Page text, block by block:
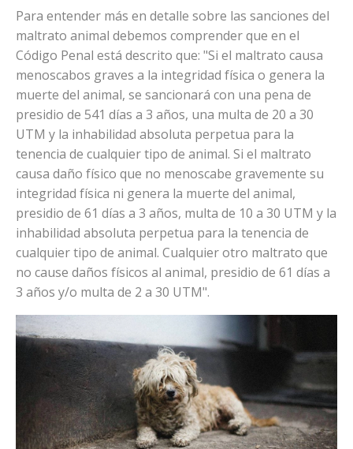
Para entender más en detalle sobre las sanciones del
maltrato animal debemos comprender que en el
Código Penal está descrito que: "Si el maltrato causa
menoscabos graves a la integridad física o genera la
muerte del animal, se sancionará con una pena de
presidio de 541 días a 3 años, una multa de 20 a 30
UTM y la inhabilidad absoluta perpetua para la
tenencia de cualquier tipo de animal. Si el maltrato
causa daño físico que no menoscabe gravemente su
integridad física ni genera la muerte del animal,
presidio de 61 días a 3 años, multa de 10 a 30 UTM y la
inhabilidad absoluta perpetua para la tenencia de
cualquier tipo de animal. Cualquier otro maltrato que
no cause daños físicos al animal, presidio de 61 días a
3 años y/o multa de 2 a 30 UTM".